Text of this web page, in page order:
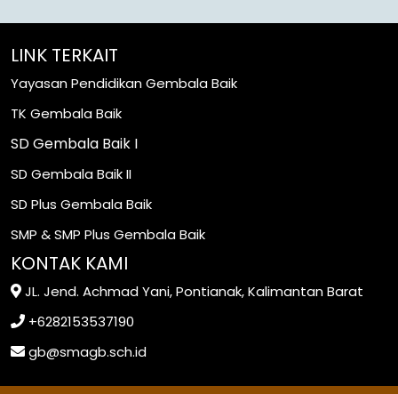
LINK TERKAIT
Yayasan Pendidikan Gembala Baik
TK Gembala Baik
SD Gembala Baik I
SD Gembala Baik II
SD Plus Gembala Baik
SMP & SMP Plus Gembala Baik
KONTAK KAMI
JL. Jend. Achmad Yani, Pontianak, Kalimantan Barat
+6282153537190
gb@smagb.sch.id